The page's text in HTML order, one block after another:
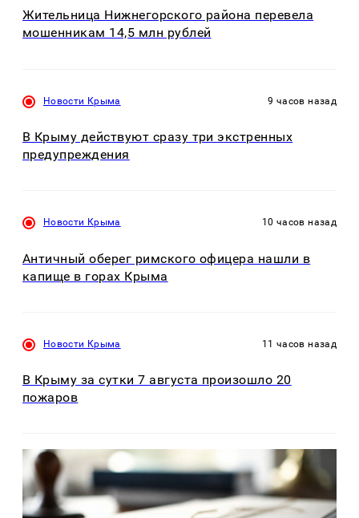
Жительница Нижнегорского района перевела
мошенникам 14,5 млн рублей
Новости Крыма 9 часов назад
В Крыму действуют сразу три экстренных
предупреждения
Новости Крыма 10 часов назад
Античный оберег римского офицера нашли в
капище в горах Крыма
Новости Крыма 11 часов назад
В Крыму за сутки 7 августа произошло 20
пожаров